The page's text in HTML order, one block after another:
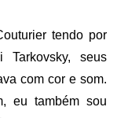
tendo por
Tarkovsky, seus
com cor e som.
eu também sou